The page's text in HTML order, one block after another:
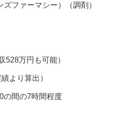
ファーマシー）（調剤）
万円も可能）
より算出）
間の7時間程度